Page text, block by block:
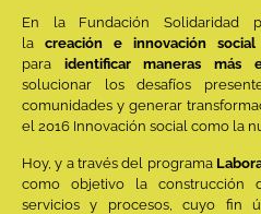
En la Fundación Solidaridad
la creación e innovación social
para identificar maneras más
solucionar los desafíos
comunidades y generar
el 2016 Innovación social como la
Hoy, y a través del programa
como objetivo la construcción
servicios y procesos, cuyo fin